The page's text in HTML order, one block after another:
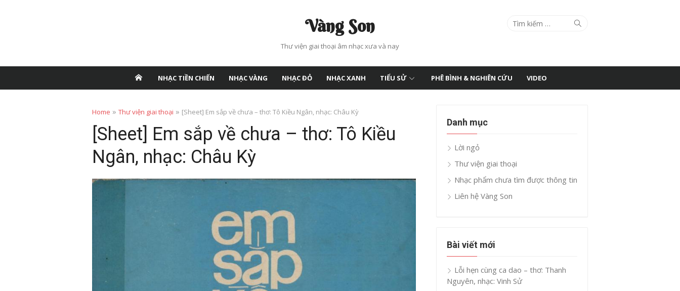
Vàng Son
Thư viện giai thoại âm nhạc xưa và nay
Search
Search
NHẠC TIỀN CHIẾN NHẠC VÀNG NHẠC ĐỎ NHẠC XANH TIỂU SỬ PHÊ BÌNH & NGHIÊN CỨU VIDEO
Home » Thư viện giai thoại » [Sheet] Em sắp về chưa – thơ: Tô Kiều Ngân, nhạc: Châu Kỳ
[Sheet] Em sắp về chưa – thơ: Tô Kiều
Ngân, nhạc: Châu Kỳ
Danh mục
Lời ngỏ
Thư viện giai thoại
Nhạc phẩm chưa tìm được thông tin
Liên hệ Vàng Son
Bài viết mới
Lỗi hẹn cùng ca dao – thơ: Thanh
Nguyên, nhạc: Vinh Sử